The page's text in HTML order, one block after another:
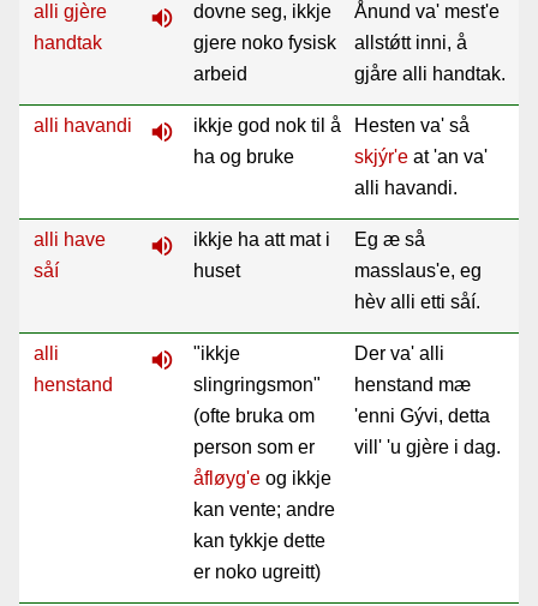
alli gjère
handtak
volume_up
dovne seg, ikkje
gjere noko fysisk
arbeid
Ånund va' mest'e
allstǿtt inni, å
gjåre alli handtak.
alli havandi volume_up
ikkje god nok til å
ha og bruke
Hesten va' så
skjýr'e at 'an va'
alli havandi.
alli have
såí
volume_up
ikkje ha att mat i
huset
Eg æ så
masslaus'e, eg
hèv alli etti såí.
alli
henstand
volume_up
"ikkje
slingringsmon"
(ofte bruka om
person som er
åfløyg'e og ikkje
kan vente; andre
kan tykkje dette
er noko ugreitt)
Der va' alli
henstand mæ
'enni Gývi, detta
vill' 'u gjère i dag.